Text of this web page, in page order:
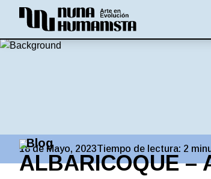
Blog
ALBARICOQUE –
18 de Mayo, 2023Tiempo de lectura: 2